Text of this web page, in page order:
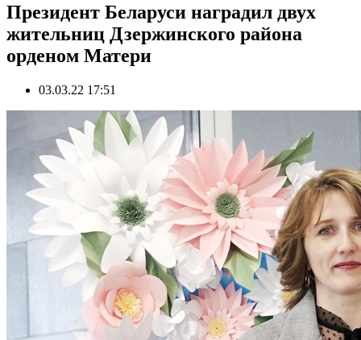
Президент Беларуси наградил двух
жительниц Дзержинского района
орденом Матери
03.03.22 17:51